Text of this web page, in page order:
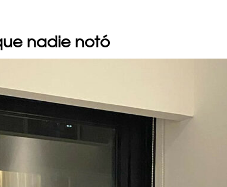
nadie notó